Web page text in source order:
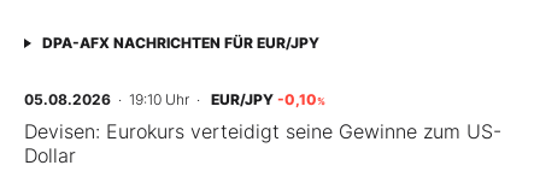
Finanz-Check
Abo & Shop
BO-Musterdepots
DPA-AFX NACHRICHTEN FÜR EUR/JPY
05.08.2026 · 19:10 Uhr · EUR/JPY -0,10%
Devisen: Eurokurs verteidigt seine Gewinne zum US-
Dollar